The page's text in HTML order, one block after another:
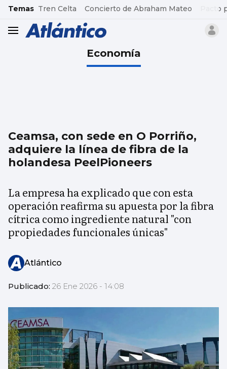
common.go-to-content
Temas Tren Celta Concierto de Abraham Mateo Pacto
header.menu.open
Economía
Ceamsa, con sede en O Porriño,
adquiere la línea de fibra de la
holandesa PeelPioneers
La empresa ha explicado que con esta
operación reafirma su apuesta por la fibra
cítrica como ingrediente natural "con
propiedades funcionales únicas"
Atlántico
Publicado: 26 Ene 2026 - 14:08